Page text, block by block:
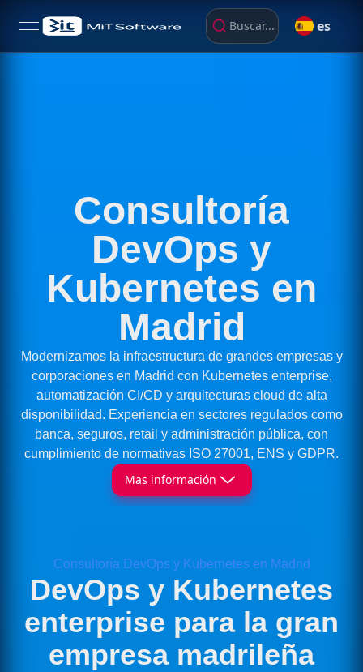
open navigation menu Buscar... es
Consultoría
DevOps y
Kubernetes en
Madrid
Modernizamos la infraestructura de grandes empresas y
corporaciones en Madrid con Kubernetes enterprise,
automatización CI/CD y arquitecturas cloud de alta
disponibilidad. Experiencia en sectores regulados como
banca, seguros, retail y administración pública, con
cumplimiento de normativas ISO 27001, ENS y GDPR.
Mas información
Consultoría DevOps y Kubernetes en Madrid
DevOps y Kubernetes
enterprise para la gran
empresa madrileña